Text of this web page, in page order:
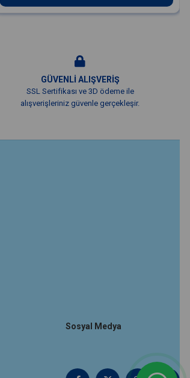
GÜVENLİ ALIŞVERİŞ
SSL Sertifikası ve 3D ödeme ile
alışverişleriniz güvenle gerçekleşir.
Sosyal Medya